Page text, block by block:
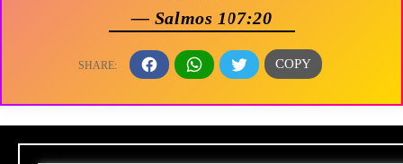
— Salmos 107:20